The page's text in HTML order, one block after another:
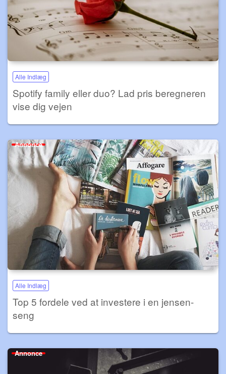
Alle Indlæg
Spotify family eller duo? Lad pris beregneren
vise dig vejen
Annonce
Alle Indlæg
Top 5 fordele ved at investere i en jensen-
seng
Annonce